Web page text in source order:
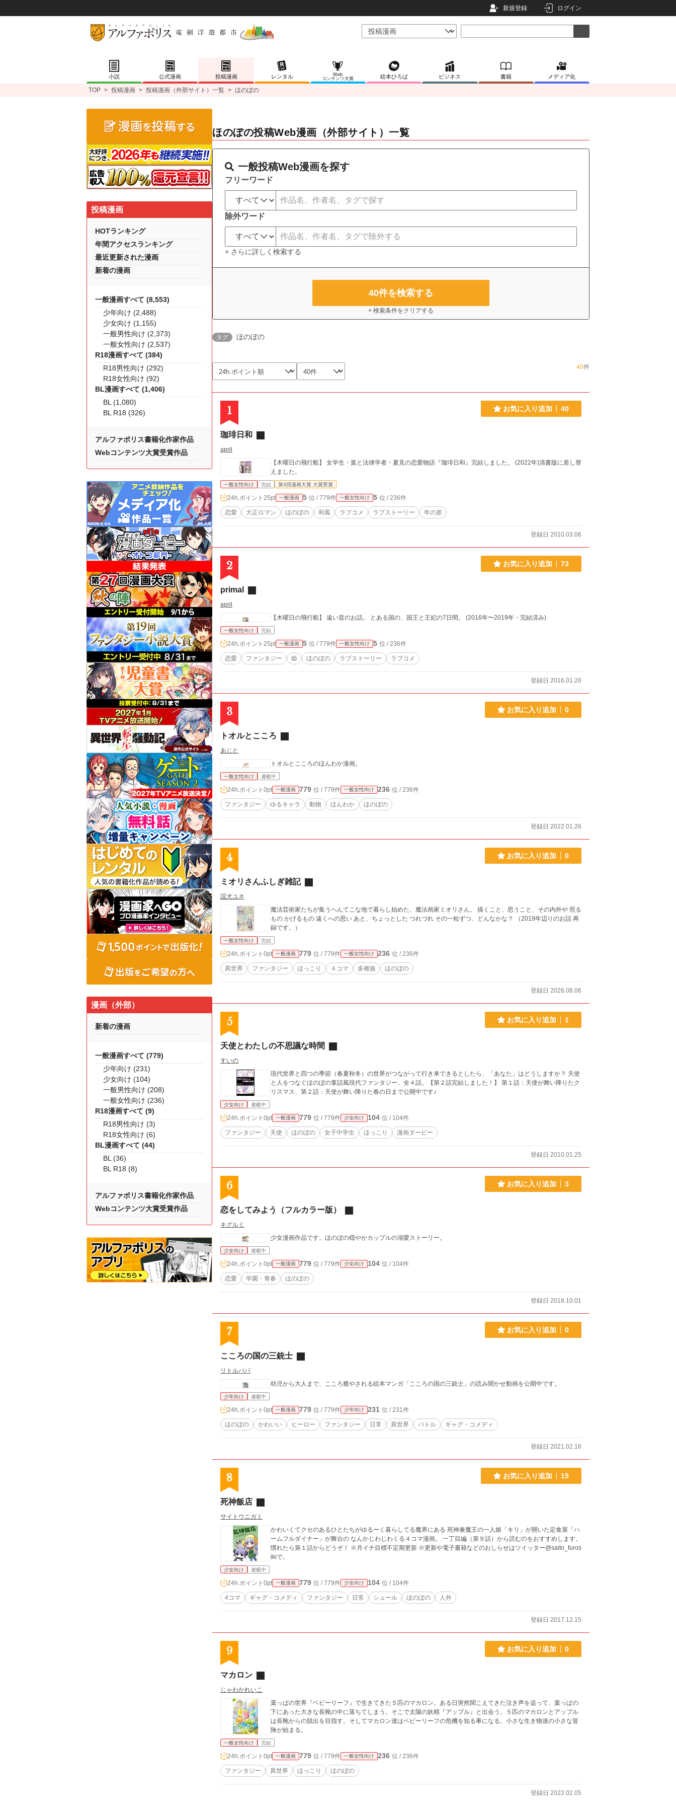
新規登録 ログイン
小説 公式漫画 投稿漫画 レンタル
Web
コンテンツ大賞
絵本ひろば ビジネス 書籍 メディア化
TOP > 投稿漫画 > 投稿漫画（外部サイト）一覧 > ほのぼの
ほのぼの投稿Web漫画（外部サイト）一覧
一般投稿Web漫画を探す
フリーワード
除外ワード
+ さらに詳しく検索する
40件を検索する
× 検索条件をクリアする
タグ ほのぼの
40件
1 お気に入り追加 40
珈琲日和
april
【木曜日の飛行船】 女学生・葉と法律学者・夏見の恋愛物語『珈琲日和』完結しました。 (2022年)清書版に差し替
えました。
一般女性向け 完結 第3回漫画大賞 大賞受賞
24h.ポイント 25pt 一般漫画 5 位 / 779件 一般女性向け 5 位 / 236件
恋愛 大正ロマン ほのぼの 和風 ラブコメ ラブストーリー 年の差
登録日 2010.03.06
2 お気に入り追加 73
primal
april
【木曜日の飛行船】 遠い昔のお話。 とある国の、国王と王妃の7日間。 (2016年〜2019年・完結済み)
一般女性向け 完結
24h.ポイント 25pt 一般漫画 5 位 / 779件 一般女性向け 5 位 / 236件
恋愛 ファンタジー 姫 ほのぼの ラブストーリー ラブコメ
登録日 2016.01.20
3 お気に入り追加 0
トオルとこころ
あじと
トオルとこころのほんわか漫画。
一般女性向け 連載中
24h.ポイント 0pt 一般漫画 779 位 / 779件 一般女性向け 236 位 / 236件
ファンタジー ゆるキャラ 動物 ほんわか ほのぼの
登録日 2022.01.26
4 お気に入り追加 0
ミオリさんふしぎ雑記
謡犬ユネ
魔法芸術家たちが集うへんてこな地で暮らし始めた、魔法画家ミオリさん。 描くこと、思うこと、その内外や 照る
もの かげるもの 遠くへの思い あと、ちょっとした つれづれ その一粒ずつ、どんなかな？ （2019年辺りのお話 再
録です。）
一般女性向け 完結
24h.ポイント 0pt 一般漫画 779 位 / 779件 一般女性向け 236 位 / 236件
異世界 ファンタジー ほっこり ４コマ 多種族 ほのぼの
登録日 2026.08.06
5 お気に入り追加 1
天使とわたしの不思議な時間
すいの
現代世界と四つの季節（春夏秋冬）の世界がつながって行き来できるとしたら、「あなた」はどうしますか？ 天使
と人をつなぐほのぼの童話風現代ファンタジー。全４話。【第２話完結しました！】 第１話：天使が舞い降りたク
リスマス、第２話：天使が舞い降りた春の日まで公開中です♪
少女向け 連載中
24h.ポイント 0pt 一般漫画 779 位 / 779件 少女向け 104 位 / 104件
ファンタジー 天使 ほのぼの 女子中学生 ほっこり 漫画ダービー
登録日 2010.01.25
6 お気に入り追加 3
恋をしてみよう（フルカラー版）
キグルミ
少女漫画作品です。ほのぼの穏やかカップルの溺愛ストーリー。
少女向け 連載中
24h.ポイント 0pt 一般漫画 779 位 / 779件 少女向け 104 位 / 104件
恋愛 学園・青春 ほのぼの
登録日 2018.10.01
7 お気に入り追加 0
こころの国の三銃士
リトルパパ
幼児から大人まで、こころ癒やされる絵本マンガ「こころの国の三銃士」の読み聞かせ動画を公開中です。
少年向け 連載中
24h.ポイント 0pt 一般漫画 779 位 / 779件 少年向け 231 位 / 231件
ほのぼの かわいい ヒーロー ファンタジー 日常 異世界 バトル ギャグ・コメディ
登録日 2021.02.16
8 お気に入り追加 15
死神飯店
サイトウニガミ
かわいくてクセのあるひとたちがゆるーく暮らしてる魔界にある 死神兼魔王の一人娘「キリ」が開いた定食屋「ハ
ームフルダイナー」が舞台の なんかじわじわくる４コマ漫画。 一丁目編（第９話）から読むのをおすすめします。
慣れたら第１話からどうぞ！ ※月イチ目標不定期更新 ※更新や電子書籍などのおしらせはツイッター@saito_furos
ikiで。
少女向け 連載中
24h.ポイント 0pt 一般漫画 779 位 / 779件 少女向け 104 位 / 104件
4コマ ギャグ・コメディ ファンタジー 日常 シュール ほのぼの 人外
登録日 2017.12.15
9 お気に入り追加 0
マカロン
じゃわかれいこ
葉っぱの世界『ベビーリーフ』で生きてきた５匹のマカロン。ある日突然聞こえてきた泣き声を追って、葉っぱの
下にあった大きな長靴の中に落ちてしまう。そこで太陽の妖精『アップル』と出会う。５匹のマカロンとアップル
は長靴からの脱出を目指す。そしてマカロン達はベビーリーフの危機を知る事になる。小さな生き物達の小さな冒
険が始まる。
一般女性向け 完結
24h.ポイント 0pt 一般漫画 779 位 / 779件 一般女性向け 236 位 / 236件
ファンタジー 異世界 ほっこり ほのぼの
登録日 2022.02.05
投稿漫画
HOTランキング
年間アクセスランキング
最近更新された漫画
新着の漫画
一般漫画すべて (8,553)
少年向け (2,488)
少女向け (1,155)
一般男性向け (2,373)
一般女性向け (2,537)
R18漫画すべて (384)
R18男性向け (292)
R18女性向け (92)
BL漫画すべて (1,406)
BL (1,080)
BL R18 (326)
アルファポリス書籍化作家作品
Webコンテンツ大賞受賞作品
漫画（外部）
新着の漫画
一般漫画すべて (779)
少年向け (231)
少女向け (104)
一般男性向け (208)
一般女性向け (236)
R18漫画すべて (9)
R18男性向け (3)
R18女性向け (6)
BL漫画すべて (44)
BL (36)
BL R18 (8)
アルファポリス書籍化作家作品
Webコンテンツ大賞受賞作品